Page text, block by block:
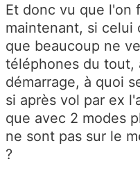
Et donc vu que l'on
maintenant, si celui
que beaucoup ne
téléphones du tout,
démarrage, à quoi
si après vol par ex
que avec 2 modes
ne sont pas sur le
?